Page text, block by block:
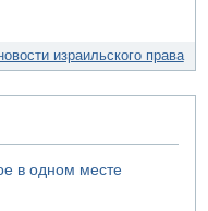
израильского права
в одном месте